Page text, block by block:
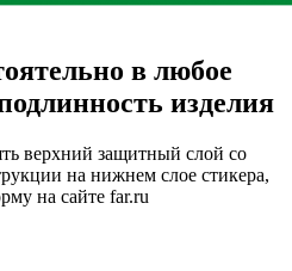
в любое
изделия
верхний защитный слой со
на нижнем слое стикера,
на сайте far.ru